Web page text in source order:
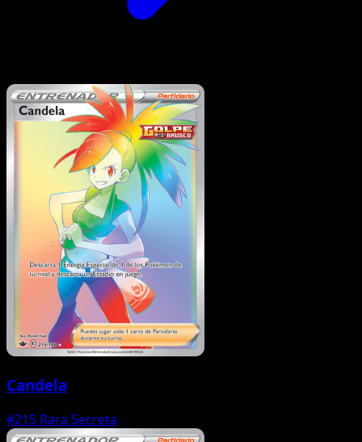
Candela
#215 Rara Secreta